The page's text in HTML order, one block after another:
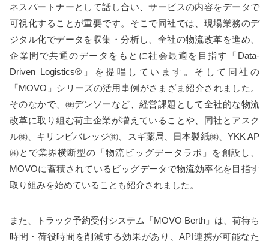
ネスパートナーとして話し合い、サービスの内容をデータで
可視化することが重要です。そこで同社では、現場業務のデ
ジタル化でデータを収集・分析し、全社の物流改革を進め、
企業間で共通のデータをもとに社会最適を目指す「Data-
Driven Logistics®」を提唱しています。そして同社の
「MOVO」シリーズの活用事例がさまざま紹介されました。
そのなかで、㈱デンソーなど、経営課題として全社的な物流
改革に取り組む荷主企業が増えていることや、同社とアスク
ル㈱、キリンビバレッジ㈱、スギ薬局、日本製紙㈱、YKK AP
㈱とで業界横断型の「物流ビッグデータラボ」を創設し、
MOVOに蓄積されているビッグデータで物流効率化を目指す
取り組みを始めていることも紹介されました。
また、トラック予約受付システム「MOVO Berth」は、荷待ち
時間・荷役時間を削減する効果があり、API連携が可能なた